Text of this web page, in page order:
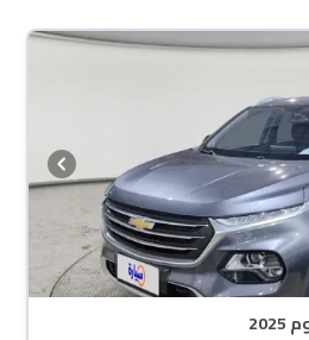
سيارات شفروليه جرووف 2025 المستعملة مضمونة ومفحوصة بأكثر من 200
الجديدة مضمونة بضمان الوكالة، تقدر تشتريها
لين باب بيتك.